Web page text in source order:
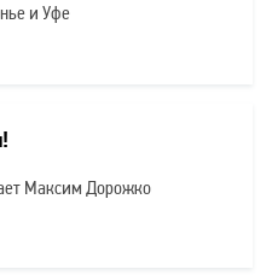
и Уфе
Максим Дорожко